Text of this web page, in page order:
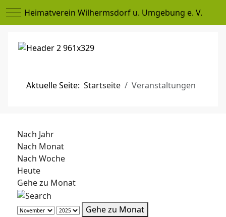
Mobile Menu Toggle
Heimatverein Wilhermsdorf u. Umgebung e. V.
Aktuelle Seite:Startseite Veranstaltungen
Nach Jahr
Nach Monat
Nach Woche
Heute
Gehe zu Monat
Gehe zu Monat